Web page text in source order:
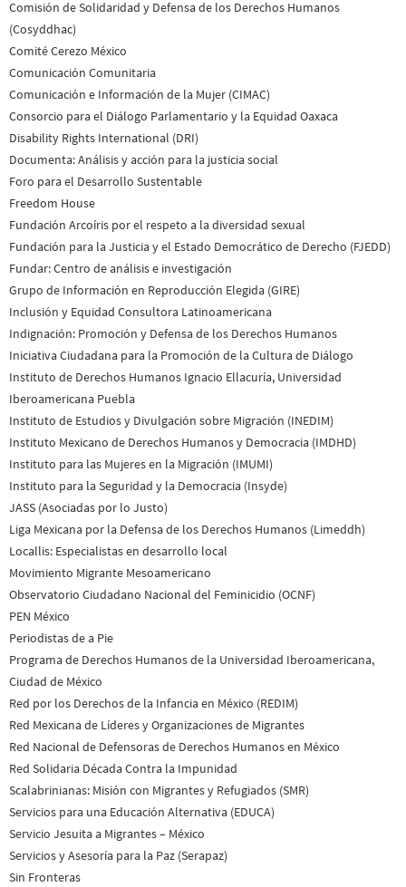
Comisión de Solidaridad y Defensa de los Derechos Humanos
(Cosyddhac)
Comité Cerezo México
Comunicación Comunitaria
Comunicación e Información de la Mujer (CIMAC)
Consorcio para el Diálogo Parlamentario y la Equidad Oaxaca
Disability Rights International (DRI)
Documenta: Análisis y acción para la justicia social
Foro para el Desarrollo Sustentable
Freedom House
Fundación Arcoíris por el respeto a la diversidad sexual
Fundación para la Justicia y el Estado Democrático de Derecho (FJEDD)
Fundar: Centro de análisis e investigación
Grupo de Información en Reproducción Elegida (GIRE)
Inclusión y Equidad Consultora Latinoamericana
Indignación: Promoción y Defensa de los Derechos Humanos
Iniciativa Ciudadana para la Promoción de la Cultura de Diálogo
Instituto de Derechos Humanos Ignacio Ellacuría, Universidad
Iberoamericana Puebla
Instituto de Estudios y Divulgación sobre Migración (INEDIM)
Instituto Mexicano de Derechos Humanos y Democracia (IMDHD)
Instituto para las Mujeres en la Migración (IMUMI)
Instituto para la Seguridad y la Democracia (Insyde)
JASS (Asociadas por lo Justo)
Liga Mexicana por la Defensa de los Derechos Humanos (Limeddh)
Locallis: Especialistas en desarrollo local
Movimiento Migrante Mesoamericano
Observatorio Ciudadano Nacional del Feminicidio (OCNF)
PEN México
Periodistas de a Pie
Programa de Derechos Humanos de la Universidad Iberoamericana,
Ciudad de México
Red por los Derechos de la Infancia en México (REDIM)
Red Mexicana de Líderes y Organizaciones de Migrantes
Red Nacional de Defensoras de Derechos Humanos en México
Red Solidaria Década Contra la Impunidad
Scalabrinianas: Misión con Migrantes y Refugiados (SMR)
Servicios para una Educación Alternativa (EDUCA)
Servicio Jesuita a Migrantes – México
Servicios y Asesoría para la Paz (Serapaz)
Sin Fronteras